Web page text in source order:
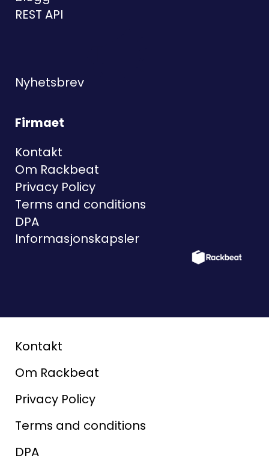
REST API
Nyhetsbrev
Firmaet
Kontakt
Om Rackbeat
Privacy Policy
Terms and conditions
DPA
Informasjonskapsler
Kontakt
Om Rackbeat
Privacy Policy
Terms and conditions
DPA